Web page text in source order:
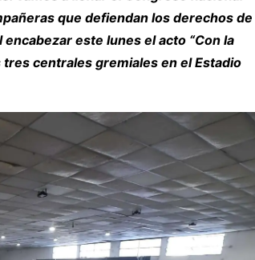
que defiendan los derechos de
este lunes el acto “Con la
tres centrales gremiales en el Estadio